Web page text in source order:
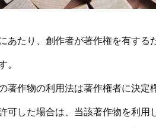
あたり、創作者が著作権を有す
。
著作物の利用法は著作権者に決
可した場合は、当該著作物を利用